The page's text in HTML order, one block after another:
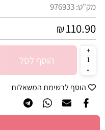
מק"ט:976933
₪110.90
הוסף לסל
הוסף לרשימת המשאלות